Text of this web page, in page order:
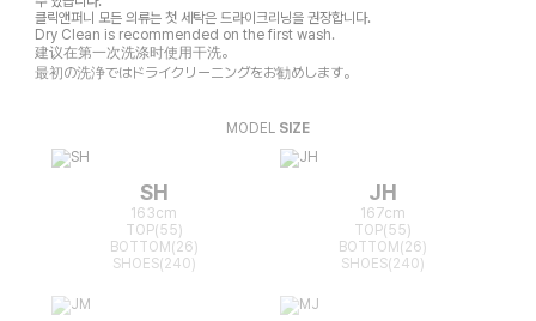
클릭앤퍼니 모든 의류는 첫 세탁은 드라이크리닝을 권장합니다.
Dry Clean is recommended on the first wash.
建议在第一次洗涤时使用干洗。
最初の洗浄ではドライクリーニングをお勧めします。
MODEL SIZE
SH
163cm
TOP(55)
BOTTOM(26)
SHOES(240)
JH
167cm
TOP(55)
BOTTOM(26)
SHOES(240)